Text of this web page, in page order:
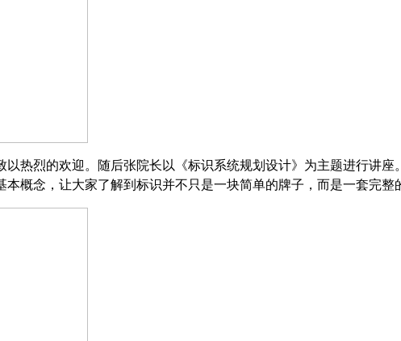
以热烈的欢迎。随后张院长以《标识系统规划设计》为主题进行讲座
概念，让大家了解到标识并不只是一块简单的牌子，而是一套完